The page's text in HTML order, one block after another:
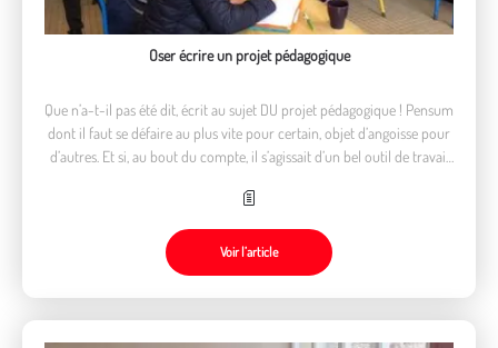
Oser écrire un projet pédagogique
Que n’a-t-il pas été dit, écrit au sujet DU projet pédagogique ! Pensum
dont il faut se défaire au plus vite pour certain, objet d’angoisse pour
d’autres. Et si, au bout du compte, il s’agissait d’un bel outil de travail
Voir l’article